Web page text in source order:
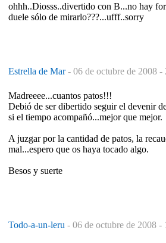
ohhh..Diosss..divertido con B...no hay
duele sólo de mirarlo???...ufff..sorry
Estrella de Mar- 06 de octubre de 2008 -
Madreeee...cuantos patos!!!
Debió de ser dibertido seguir el devenir
si el tiempo acompañó...mejor que mejor.
A juzgar por la cantidad de patos, la
mal...espero que os haya tocado algo.
Besos y suerte
Todo-a-un-leru - 06 de octubre de 2008 -